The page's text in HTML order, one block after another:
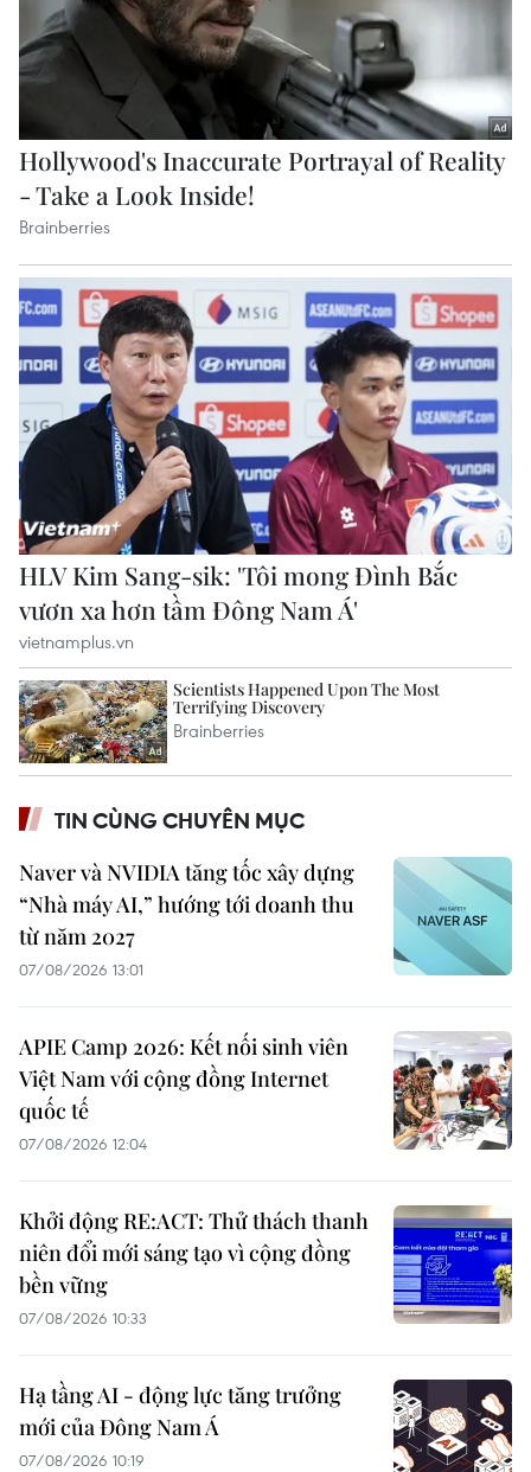
TIN CÙNG CHUYÊN MỤC
Naver và NVIDIA tăng tốc xây dựng
“Nhà máy AI,” hướng tới doanh thu
từ năm 2027
07/08/2026 13:01
APIE Camp 2026: Kết nối sinh viên
Việt Nam với cộng đồng Internet
quốc tế
07/08/2026 12:04
Khởi động RE:ACT: Thử thách thanh
niên đổi mới sáng tạo vì cộng đồng
bền vững
07/08/2026 10:33
Hạ tầng AI - động lực tăng trưởng
mới của Đông Nam Á
07/08/2026 10:19